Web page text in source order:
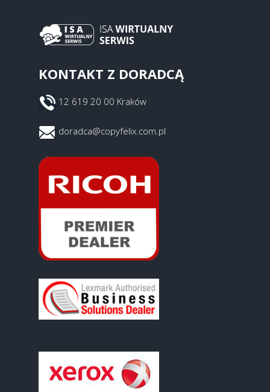
KONTAKT Z DORADCĄ
12 619 20 00 Kraków
doradca@copyfelix.com.pl